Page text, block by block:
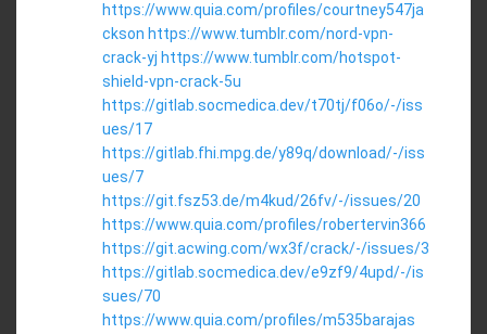
https://www.quia.com/profiles/courtney547ja
ckson https://www.tumblr.com/nord-vpn-
crack-yj https://www.tumblr.com/hotspot-
shield-vpn-crack-5u
https://gitlab.socmedica.dev/t70tj/f06o/-/iss
ues/17
https://gitlab.fhi.mpg.de/y89q/download/-/iss
ues/7
https://git.fsz53.de/m4kud/26fv/-/issues/20
https://www.quia.com/profiles/robertervin366
https://git.acwing.com/wx3f/crack/-/issues/3
https://gitlab.socmedica.dev/e9zf9/4upd/-/is
sues/70
https://www.quia.com/profiles/m535barajas